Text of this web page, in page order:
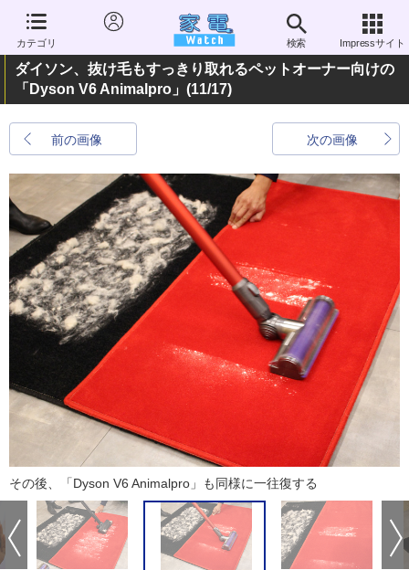
カテゴリ 検索 Impressサイト
ダイソン、抜け毛もすっきり取れるペットオーナー向けの
「Dyson V6 Animalpro」 (11/17)
前の画像 次の画像
その後、「Dyson V6 Animalpro」も同様に一往復する